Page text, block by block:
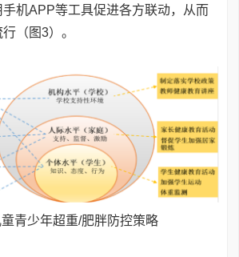
机APP等工具促进各方联动，从而
（图3）。
童青少年超重/肥胖防控策略